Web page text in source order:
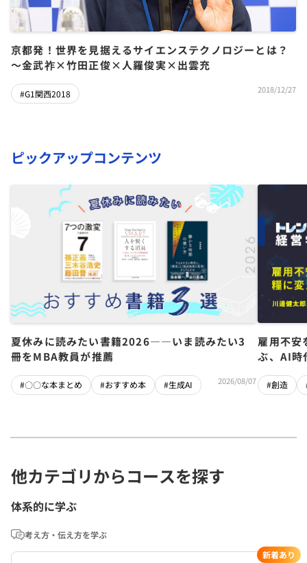
京都発！世界を見据えるサイエンステクノロジーとは？
～金武祚×竹田正俊×人羅俊実×出雲充
#G1関西2018 2018/12/27
ピックアップコンテンツ
夏休みに読みたい書籍2026――いま読みたい3
冊をMBA教員が推薦
#〇〇な本まとめ #おすすめ本 #生成AI 2026/08/07
雇用不
ぶ、AI時
#創造
他カテゴリからコースを探す
体系的に学ぶ
考え方・伝え方を学ぶ
新着あり